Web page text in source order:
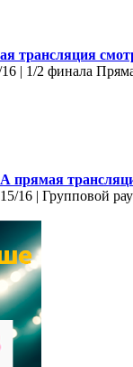
трансляция
| 1/2 финала
16 | Групповой